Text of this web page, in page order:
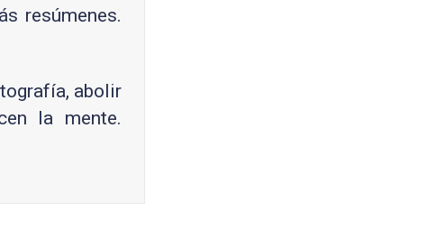
resúmenes.
abolir
la mente.